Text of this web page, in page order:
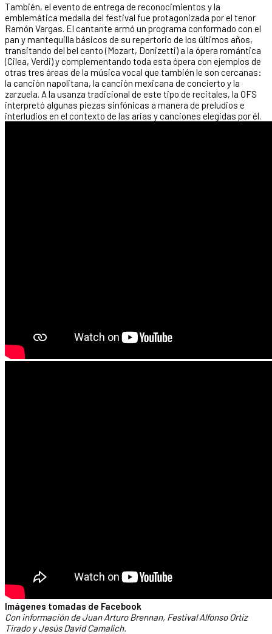
También, el evento de entrega de reconocimientos y la
emblemática medalla del festival fue protagonizada por el tenor
Ramón Vargas. El cantante armó un programa conformado con el
pan y mantequilla básicos de su repertorio de los últimos años,
transitando del bel canto (Mozart, Donizetti) a la ópera romántica
(Cilea, Verdi) y complementando toda esta ópera con ejemplos de
otras tres áreas de la música vocal que también le son cercanas:
la canción napolitana, la canción mexicana de concierto y la
zarzuela. A la usanza tradicional de este tipo de recitales, la OFS
interpretó algunas piezas sinfónicas a manera de preludios e
interludios en el contexto de las arias y canciones elegidas por él.
Imágenes tomadas de Facebook
Con información de Juan Arturo Brennan, Festival Alfonso Ortiz
Tirado y Jesús David Camalich.